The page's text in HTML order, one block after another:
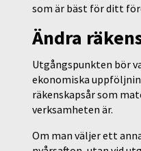
som är bäst för ditt
Ändra
Utgångspunkten bör
ekonomiska
räkenskapsår som
verksamheten är.
Om man väljer ett